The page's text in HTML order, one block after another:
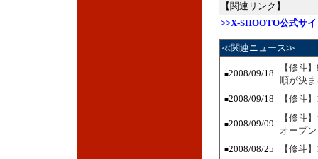
【関連リンク】
>>X-SHOOTO公式サ
≪関連ニュース≫
■2008/09/18
【修斗
順が決
■2008/09/18 【修斗
■2008/09/09
【修斗
オープン
■2008/08/25 【修斗